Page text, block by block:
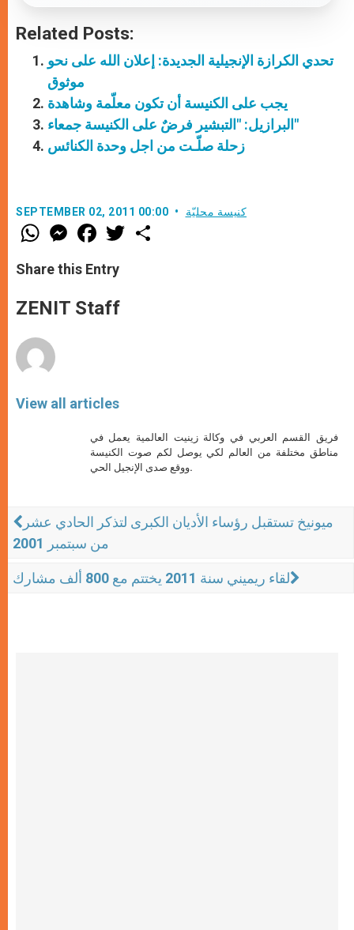
Related Posts:
تحدي الكرازة الإنجيلية الجديدة: إعلان الله على نحو
موثوق
يجب على الكنيسة أن تكون معلّمة وشاهدة
البرازيل: "التبشير فرضٌ على الكنيسة جمعاء"
زحلة صلّـت من اجل وحدة الكنائس
SEPTEMBER 02, 2011 00:00 كنيسة محليّة
W
h
t
s
p
p
M
e
s
e
g
e
F
a
e
b
o
k
w
Share this Entry
ZENIT Staff
View all articles
فريق القسم العربي في وكالة زينيت العالمية يعمل في
مناطق مختلفة من العالم لكي يوصل لكم صوت الكنيسة
ووقع صدى الإنجيل الحي.
ميونيخ تستقبل رؤساء الأديان الكبرى لتذكر الحادي عشر
من سبتمبر 2001
لقاء ريميني سنة 2011 يختتم مع 800 ألف مشارك